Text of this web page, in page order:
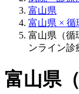
富山県
富山県 × 循
富山県（循
ンライン診
富山県（